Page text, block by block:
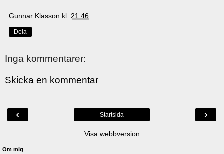
Gunnar Klasson kl. 21:46
Dela
Inga kommentarer:
Skicka en kommentar
‹ ›
Startsida
Visa webbversion
Om mig